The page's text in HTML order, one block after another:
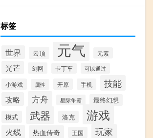
标签
世界 云顶 元气 元素
光芒 剑网 卡丁车 可以通过
小游戏 属性 开原 手机 技能
攻略 方舟 星际争霸 最终幻想
模式 武器 洛克 游戏
火线 热血传奇 王国 玩家